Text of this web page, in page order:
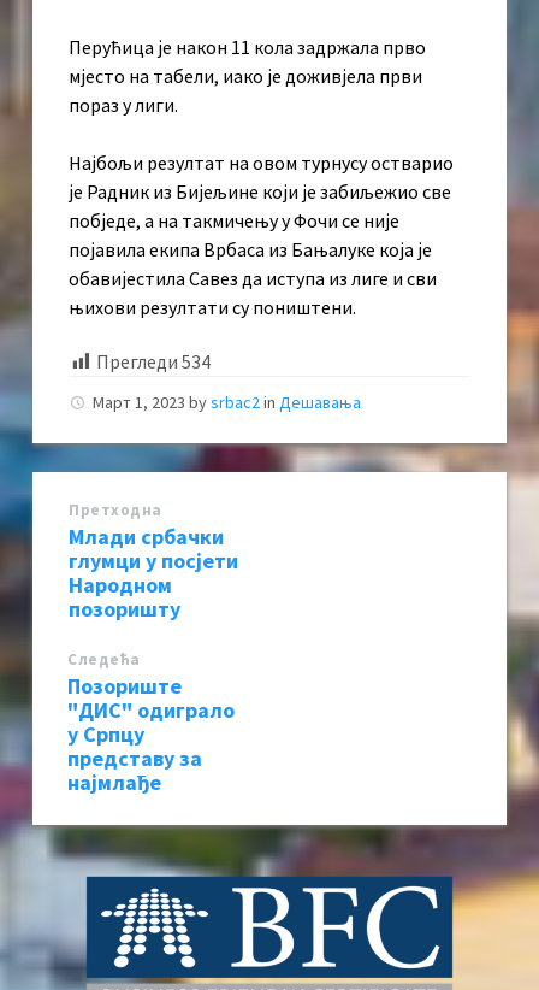
Перућица је након 11 кола задржала прво
мјесто на табели, иако је доживјела први
пораз у лиги.
Најбољи резултат на овом турнусу остварио
је Радник из Бијељине који је забиљежио све
побједе, а на такмичењу у Фочи се није
појавила екипа Врбаса из Бањалуке која је
обавијестила Савез да иступа из лиге и сви
њихови резултати су поништени.
Прегледи 534
Март 1, 2023 bysrbac2in Дешавања
Претходна
Млади србачки
глумци у посјети
Народном
позоришту
Следећa
Позориште
"ДИС" одиграло
у Српцу
представу за
најмлађе